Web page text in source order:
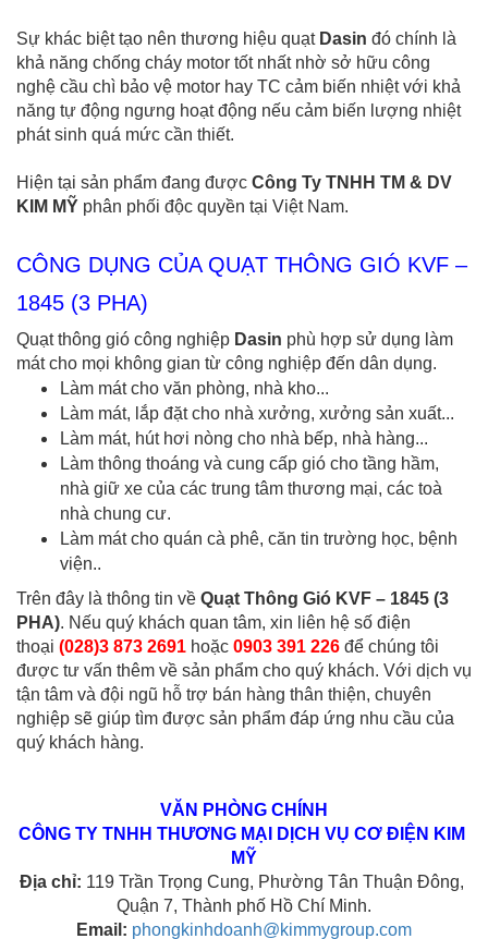
Sự khác biệt tạo nên thương hiệu quạt Dasin đó chính là
khả năng chống cháy motor tốt nhất nhờ sở hữu công
nghệ cầu chì bảo vệ motor hay TC cảm biến nhiệt với khả
năng tự động ngưng hoạt động nếu cảm biến lượng nhiệt
phát sinh quá mức cần thiết.
Hiện tại sản phẩm đang được Công Ty TNHH TM & DV
KIM MỸ phân phối độc quyền tại Việt Nam.
CÔNG DỤNG CỦA QUẠT THÔNG GIÓ KVF –
1845 (3 PHA)
Quạt thông gió công nghiệp Dasin phù hợp sử dụng làm
mát cho mọi không gian từ công nghiệp đến dân dụng.
Làm mát cho văn phòng, nhà kho...
Làm mát, lắp đặt cho nhà xưởng, xưởng sản xuất...
Làm mát, hút hơi nòng cho nhà bếp, nhà hàng...
Làm thông thoáng và cung cấp gió cho tầng hầm,
nhà giữ xe của các trung tâm thương mại, các toà
nhà chung cư.
Làm mát cho quán cà phê, căn tin trường học, bệnh
viện..
Trên đây là thông tin về Quạt Thông Gió KVF – 1845 (3
PHA). Nếu quý khách quan tâm, xin liên hệ số điện
thoại (028)3 873 2691 hoặc 0903 391 226 để chúng tôi
được tư vấn thêm về sản phẩm cho quý khách. Với dịch vụ
tận tâm và đội ngũ hỗ trợ bán hàng thân thiện, chuyên
nghiệp sẽ giúp tìm được sản phẩm đáp ứng nhu cầu của
quý khách hàng.
VĂN PHÒNG CHÍNH
CÔNG TY TNHH THƯƠNG MẠI DỊCH VỤ CƠ ĐIỆN KIM
MỸ
Địa chỉ: 119 Trần Trọng Cung, Phường Tân Thuận Đông,
Quận 7, Thành phố Hồ Chí Minh.
Email: phongkinhdoanh@kimmygroup.com